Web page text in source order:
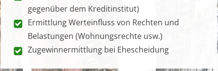
gegenüber dem Kreditinstitut)
Ermittlung Werteinfluss von Rechten und
Belastungen (Wohnungsrechte usw.)
Zugewinnermittlung bei Ehescheidung